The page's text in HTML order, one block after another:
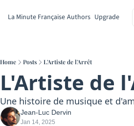
La Minute Française Authors Upgrade
Home Posts L'Artiste de l'Arrêt
L'Artiste de
Une histoire de musique et
Jean-Luc Dervin
Jan 14, 2025